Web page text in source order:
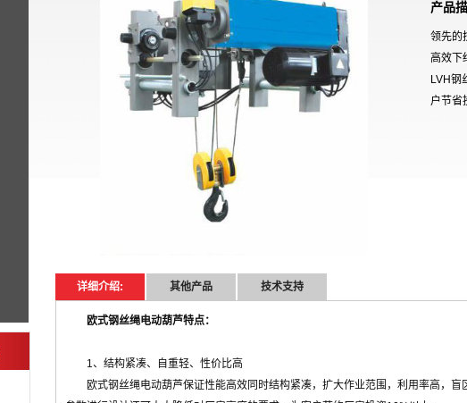
产品
领先的
高效下
LVH钢
户节省
详细介绍: 其他产品 技术支持
欧式钢丝绳电动葫芦特点：
1、结构紧凑、自重轻、性价比高
欧式钢丝绳电动葫芦保证性能高效同时结构紧凑，扩大作业范围，利用率高，